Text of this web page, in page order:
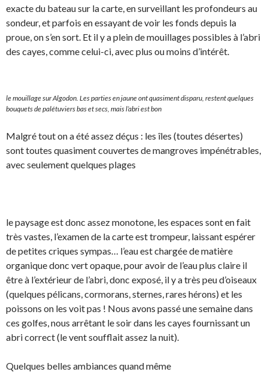
exacte du bateau sur la carte, en surveillant les profondeurs au
sondeur, et parfois en essayant de voir les fonds depuis la
proue, on s’en sort. Et il y a plein de mouillages possibles à l’abri
des cayes, comme celui-ci, avec plus ou moins d’intérêt.
le mouillage sur Algodon. Les parties en jaune ont quasiment disparu, restent quelques
bouquets de palétuviers bas et secs, mais l’abri est bon
Malgré tout on a été assez déçus : les îles (toutes désertes)
sont toutes quasiment couvertes de mangroves impénétrables,
avec seulement quelques plages
le paysage est donc assez monotone, les espaces sont en fait
très vastes, l’examen de la carte est trompeur, laissant espérer
de petites criques sympas… l’eau est chargée de matière
organique donc vert opaque, pour avoir de l’eau plus claire il
être à l’extérieur de l’abri, donc exposé, il y a très peu d’oiseaux
(quelques pélicans, cormorans, sternes, rares hérons) et les
poissons on les voit pas ! Nous avons passé une semaine dans
ces golfes, nous arrêtant le soir dans les cayes fournissant un
abri correct (le vent soufflait assez la nuit).
Quelques belles ambiances quand même